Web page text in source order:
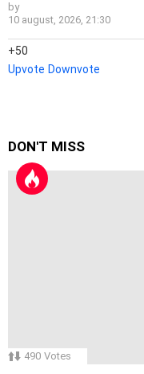
by
10 august, 2026, 21:30
50
Upvote Downvote
DON'T MISS
490 Votes